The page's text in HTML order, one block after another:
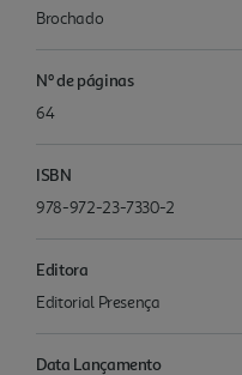
Brochado
Nº de páginas
64
ISBN
978-972-23-7330-2
Editora
Editorial Presença
Data Lançamento